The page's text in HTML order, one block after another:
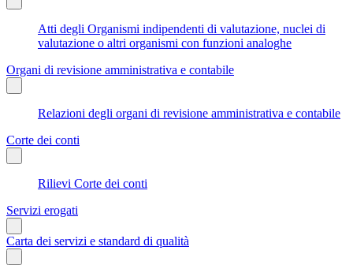
Atti degli Organismi indipendenti di valutazione, nuclei di
valutazione o altri organismi con funzioni analoghe
Organi di revisione amministrativa e contabile
Relazioni degli organi di revisione amministrativa e contabile
Corte dei conti
Rilievi Corte dei conti
Servizi erogati
Carta dei servizi e standard di qualità